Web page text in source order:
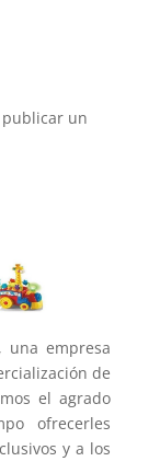
un
una empresa
de
el agrado
ofrecerles
y a los